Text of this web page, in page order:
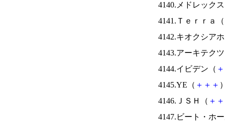
4140.メドレック
4141.Ｔｅｒｒａ（
4142.キオクシア
4143.アーキテク
4144.イビデン（ ＋
4145.YE（ ＋ ＋ ＋
4146.ＪＳＨ（ ＋ ＋
4147.ビート・ホ